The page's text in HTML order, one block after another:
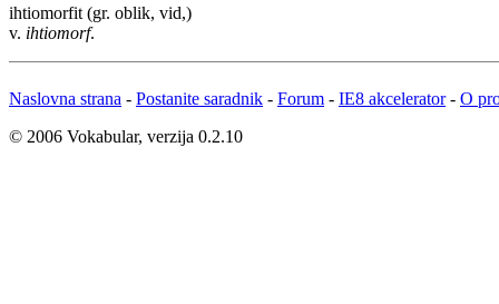
ihtiomorfit (gr. oblik, vid,)
v. ihtiomorf.
Naslovna strana - Postanite saradnik - Forum - IE8 akcelerator- O
© 2006 Vokabular, verzija 0.2.10